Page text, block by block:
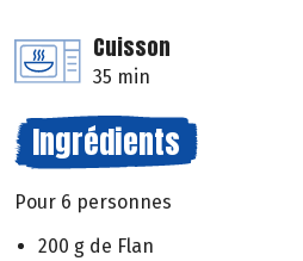
Cuisson
35 min
Ingrédients
Pour 6 personnes
200 g de Flan